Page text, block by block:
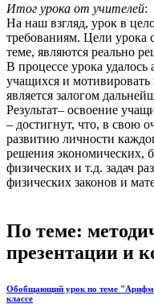
Итог урока от учителей:
На наш взгляд, урок в
требованиям. Цели урока
теме, являются реально
В процессе урока удалось
учащихся и мотивировать
является залогом
Результат– освоение
– достигнут, что, в свою
развитию личности
решения экономических,
физических и т.д. задач
физических законов и
По теме:
презентации и
Обобщающий урок по теме
классе